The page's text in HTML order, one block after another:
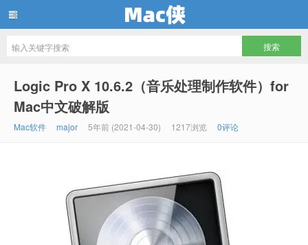
Logic Pro X 10.6.2（音乐处理制作软件）for
Mac中文破解版
Mac软件 major 5年前 (2021-04-30) 1217浏览 0评论